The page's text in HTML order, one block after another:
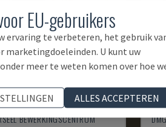
BEWERKINGSCENTRUM
EU-gebruikers
ervaring te verbeteren, het gebruik
marketingdoeleinden. U kunt uw
meer te weten komen over hoe
ALLES ACCEPTEREN